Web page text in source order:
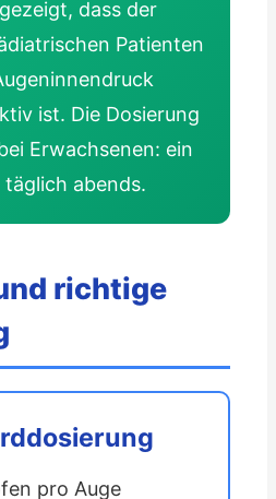
dass der
Patienten
ist. Die Dosierung
Erwachsenen: ein
abends.
richtige
pro Auge